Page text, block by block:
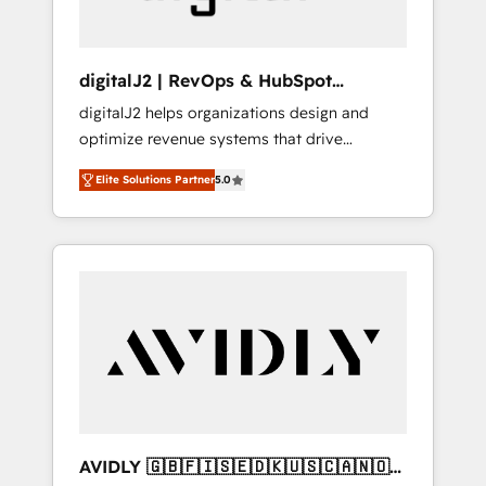
digitalJ2 | RevOps & HubSpot
Implementations
digitalJ2 helps organizations design and
optimize revenue systems that drive
scalable, predictable growth. As a triple-
accredited HubSpot Solutions Partner, we
specialize in both strategic RevOps planning
and hands-on technical execution - building
Services - Managed IT (MSP) - Franchises -
Professional Services - And more! How we
Custom integrations and workflow
Elite Solutions Partner5.0
AVIDLY 🇬🇧🇫🇮🇸🇪🇩🇰🇺🇸🇨🇦🇳🇴